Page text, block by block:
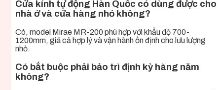
Cửa kính tự động Hàn Quốc có dùng được cho
nhà ở và cửa hàng nhỏ không?
Có, model Mirae MR-200 phù hợp với khẩu độ 700-
1200mm, giá cả hợp lý và vận hành ổn định cho lưu lượng
nhỏ.
Có bắt buộc phải bảo trì định kỳ hàng năm
không?